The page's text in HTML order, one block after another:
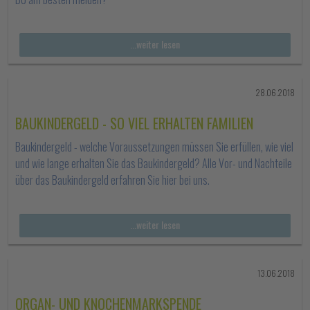
...weiter lesen
28.06.2018
BAUKINDERGELD - SO VIEL ERHALTEN FAMILIEN
Baukindergeld - welche Voraussetzungen müssen Sie erfüllen, wie viel
und wie lange erhalten Sie das Baukindergeld? Alle Vor- und Nachteile
über das Baukindergeld erfahren Sie hier bei uns.
...weiter lesen
13.06.2018
ORGAN- UND KNOCHENMARKSPENDE